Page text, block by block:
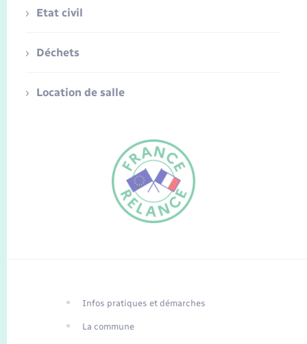
Traduction du
Etat civil
Déchets
Location de salle
Infos pratiques et démarches
La commune